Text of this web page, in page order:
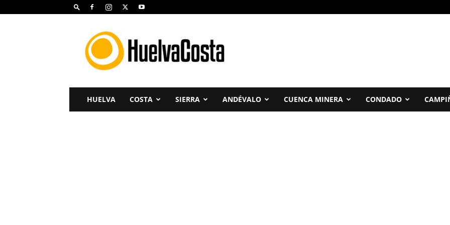
Huelva
Costa
HUELVA COSTA SIERRA ANDÉVALO CUENCA MINERA CONDADO